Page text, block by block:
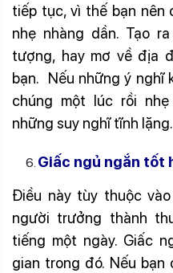
tiếp tục, vì thế bạn nên
nhẹ nhàng dần. Tạo
tượng, hay mơ về địa
bạn. Nếu những ý nghĩ
chúng một lúc rồi
những suy nghĩ tĩnh lặng.
Giấc ngủ ngắn tốt
Điều này tùy thuộc
người trưởng thành
tiếng một ngày. Giấc
gian trong đó. Nếu bạn